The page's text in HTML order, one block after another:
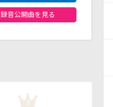
録音公開曲を見る
3